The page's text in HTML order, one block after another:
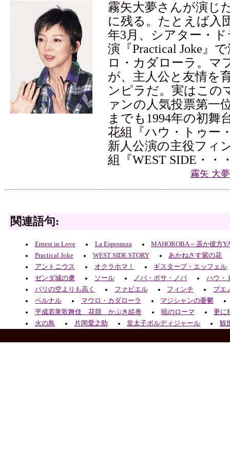
霧矢大夢さんが演じ
に残る。たとえば入
年3月、シアター・
演『Practical Joke』
ロ・カダローラ。マ
が、主人公と友情を
ンピラだ。実はこの
ァンの人気投票第一
までも1994年の初舞
花組『ハウ・トゥー
新人公演の主役フィ
組『WEST SIDE・・
霧矢 大
関連語句:
Ernest in Love La Esperanza
MAHOROBA～遥か彼方
Practical Joke
WEST SIDE STORY
あかねさす紫の花
アントニウス
オクラホマ！
ギスターブ・エッフェル
ゼンダ城の虜
ソール ノバ・ボサ・ノバ
ハウ・
パリの空よりも高く
ファビエル フィンチ
ブエ
ベルナル
マウロ・カダローラ
マジシャンの憂鬱
平成若衆歌舞伎 花競 かぶき絵巻
暁のローマ
更に
火の鳥
片岡愛之助 皇太子ボルディジャール 観